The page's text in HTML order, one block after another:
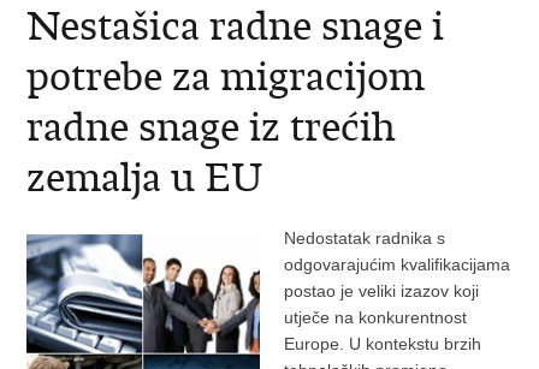
Nestašica radne snage i
potrebe za migracijom
radne snage iz trećih
zemalja u EU
Nedostatak radnika s
odgovarajućim kvalifikacijama
postao je veliki izazov koji
utječe na konkurentnost
Europe. U kontekstu brzih